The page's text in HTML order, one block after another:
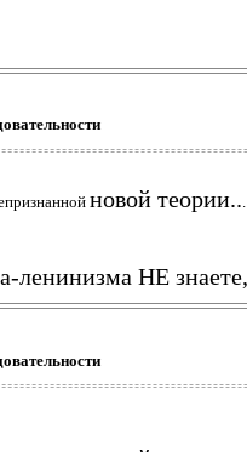
новой теории..
ленинизма НЕ знаете,